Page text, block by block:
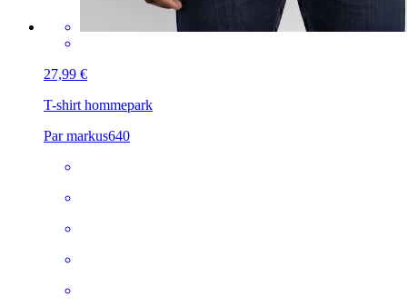
27,99 €
T-shirt hommepark
Par markus640